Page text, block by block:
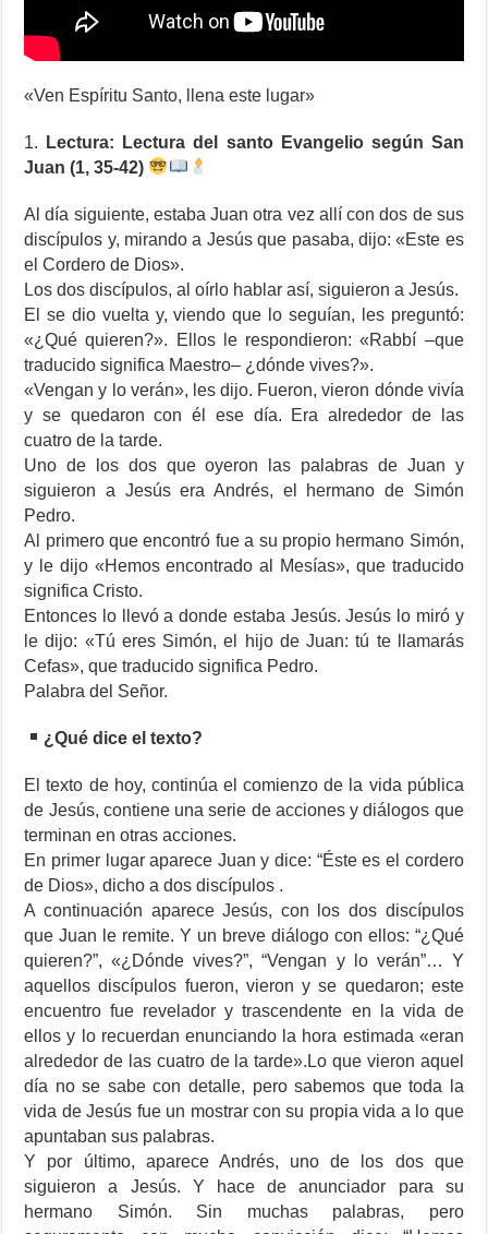
«Ven Espíritu Santo, llena este lugar»
1.
Lectura: Lectura del santo Evangelio según San
Juan (1, 35-42)
Al día siguiente, estaba Juan otra vez allí con dos de sus
discípulos y, mirando a Jesús que pasaba, dijo: «Este es
el Cordero de Dios».
Los dos discípulos, al oírlo hablar así, siguieron a Jesús.
El se dio vuelta y, viendo que lo seguían, les preguntó:
«¿Qué quieren?». Ellos le respondieron: «Rabbí –que
traducido significa Maestro– ¿dónde vives?».
«Vengan y lo verán», les dijo. Fueron, vieron dónde vivía
y se quedaron con él ese día. Era alrededor de las
cuatro de la tarde.
Uno de los dos que oyeron las palabras de Juan y
siguieron a Jesús era Andrés, el hermano de Simón
Pedro.
Al primero que encontró fue a su propio hermano Simón,
y le dijo «Hemos encontrado al Mesías», que traducido
significa Cristo.
Entonces lo llevó a donde estaba Jesús. Jesús lo miró y
le dijo: «Tú eres Simón, el hijo de Juan: tú te llamarás
Cefas», que traducido significa Pedro.
Palabra del Señor.
¿Qué dice el texto?
El texto de hoy, continúa el comienzo de la vida pública
de Jesús, contiene una serie de acciones y diálogos que
terminan en otras acciones.
En primer lugar aparece Juan y dice: “Éste es el cordero
de Dios», dicho a dos discípulos .
A continuación aparece Jesús, con los dos discípulos
que Juan le remite. Y un breve diálogo con ellos: “¿Qué
quieren?”, «¿Dónde vives?”, “Vengan y lo verán”… Y
aquellos discípulos fueron, vieron y se quedaron; este
encuentro fue revelador y trascendente en la vida de
ellos y lo recuerdan enunciando la hora estimada «eran
alrededor de las cuatro de la tarde».Lo que vieron aquel
día no se sabe con detalle, pero sabemos que toda la
vida de Jesús fue un mostrar con su propia vida a lo que
apuntaban sus palabras.
Y por último, aparece Andrés, uno de los dos que
siguieron a Jesús. Y hace de anunciador para su
hermano Simón. Sin muchas palabras, pero